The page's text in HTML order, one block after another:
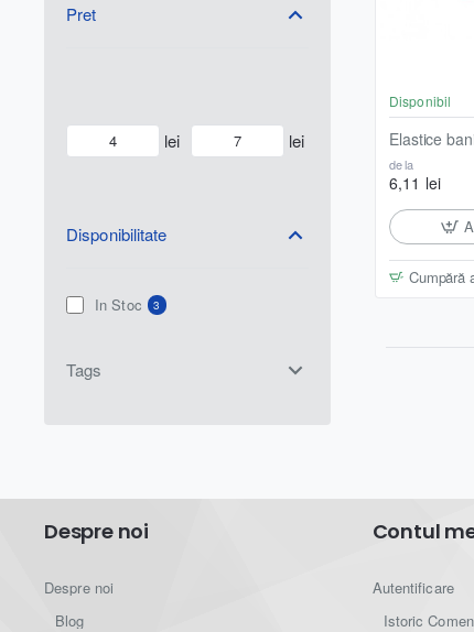
Pret
lei lei
Disponibilitate
In Stoc 3
Tags
Disponibil
Elastice
de la
6,11 lei
Cumpără
Despre noi
Despre noi
Blog
Contul
Autentificare
Istoric